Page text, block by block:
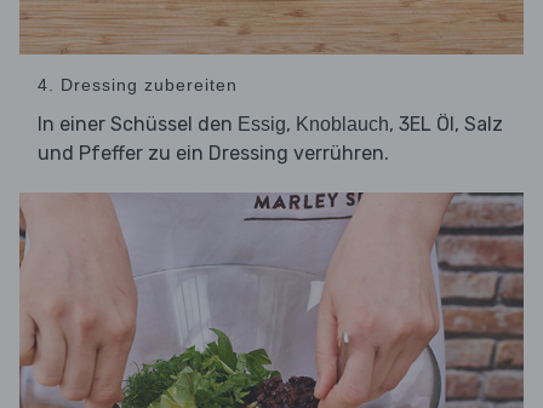
4. Dressing zubereiten
In einer Schüssel den Essig, Knoblauch, 3EL Öl, Salz
und Pfeffer zu ein Dressing verrühren.